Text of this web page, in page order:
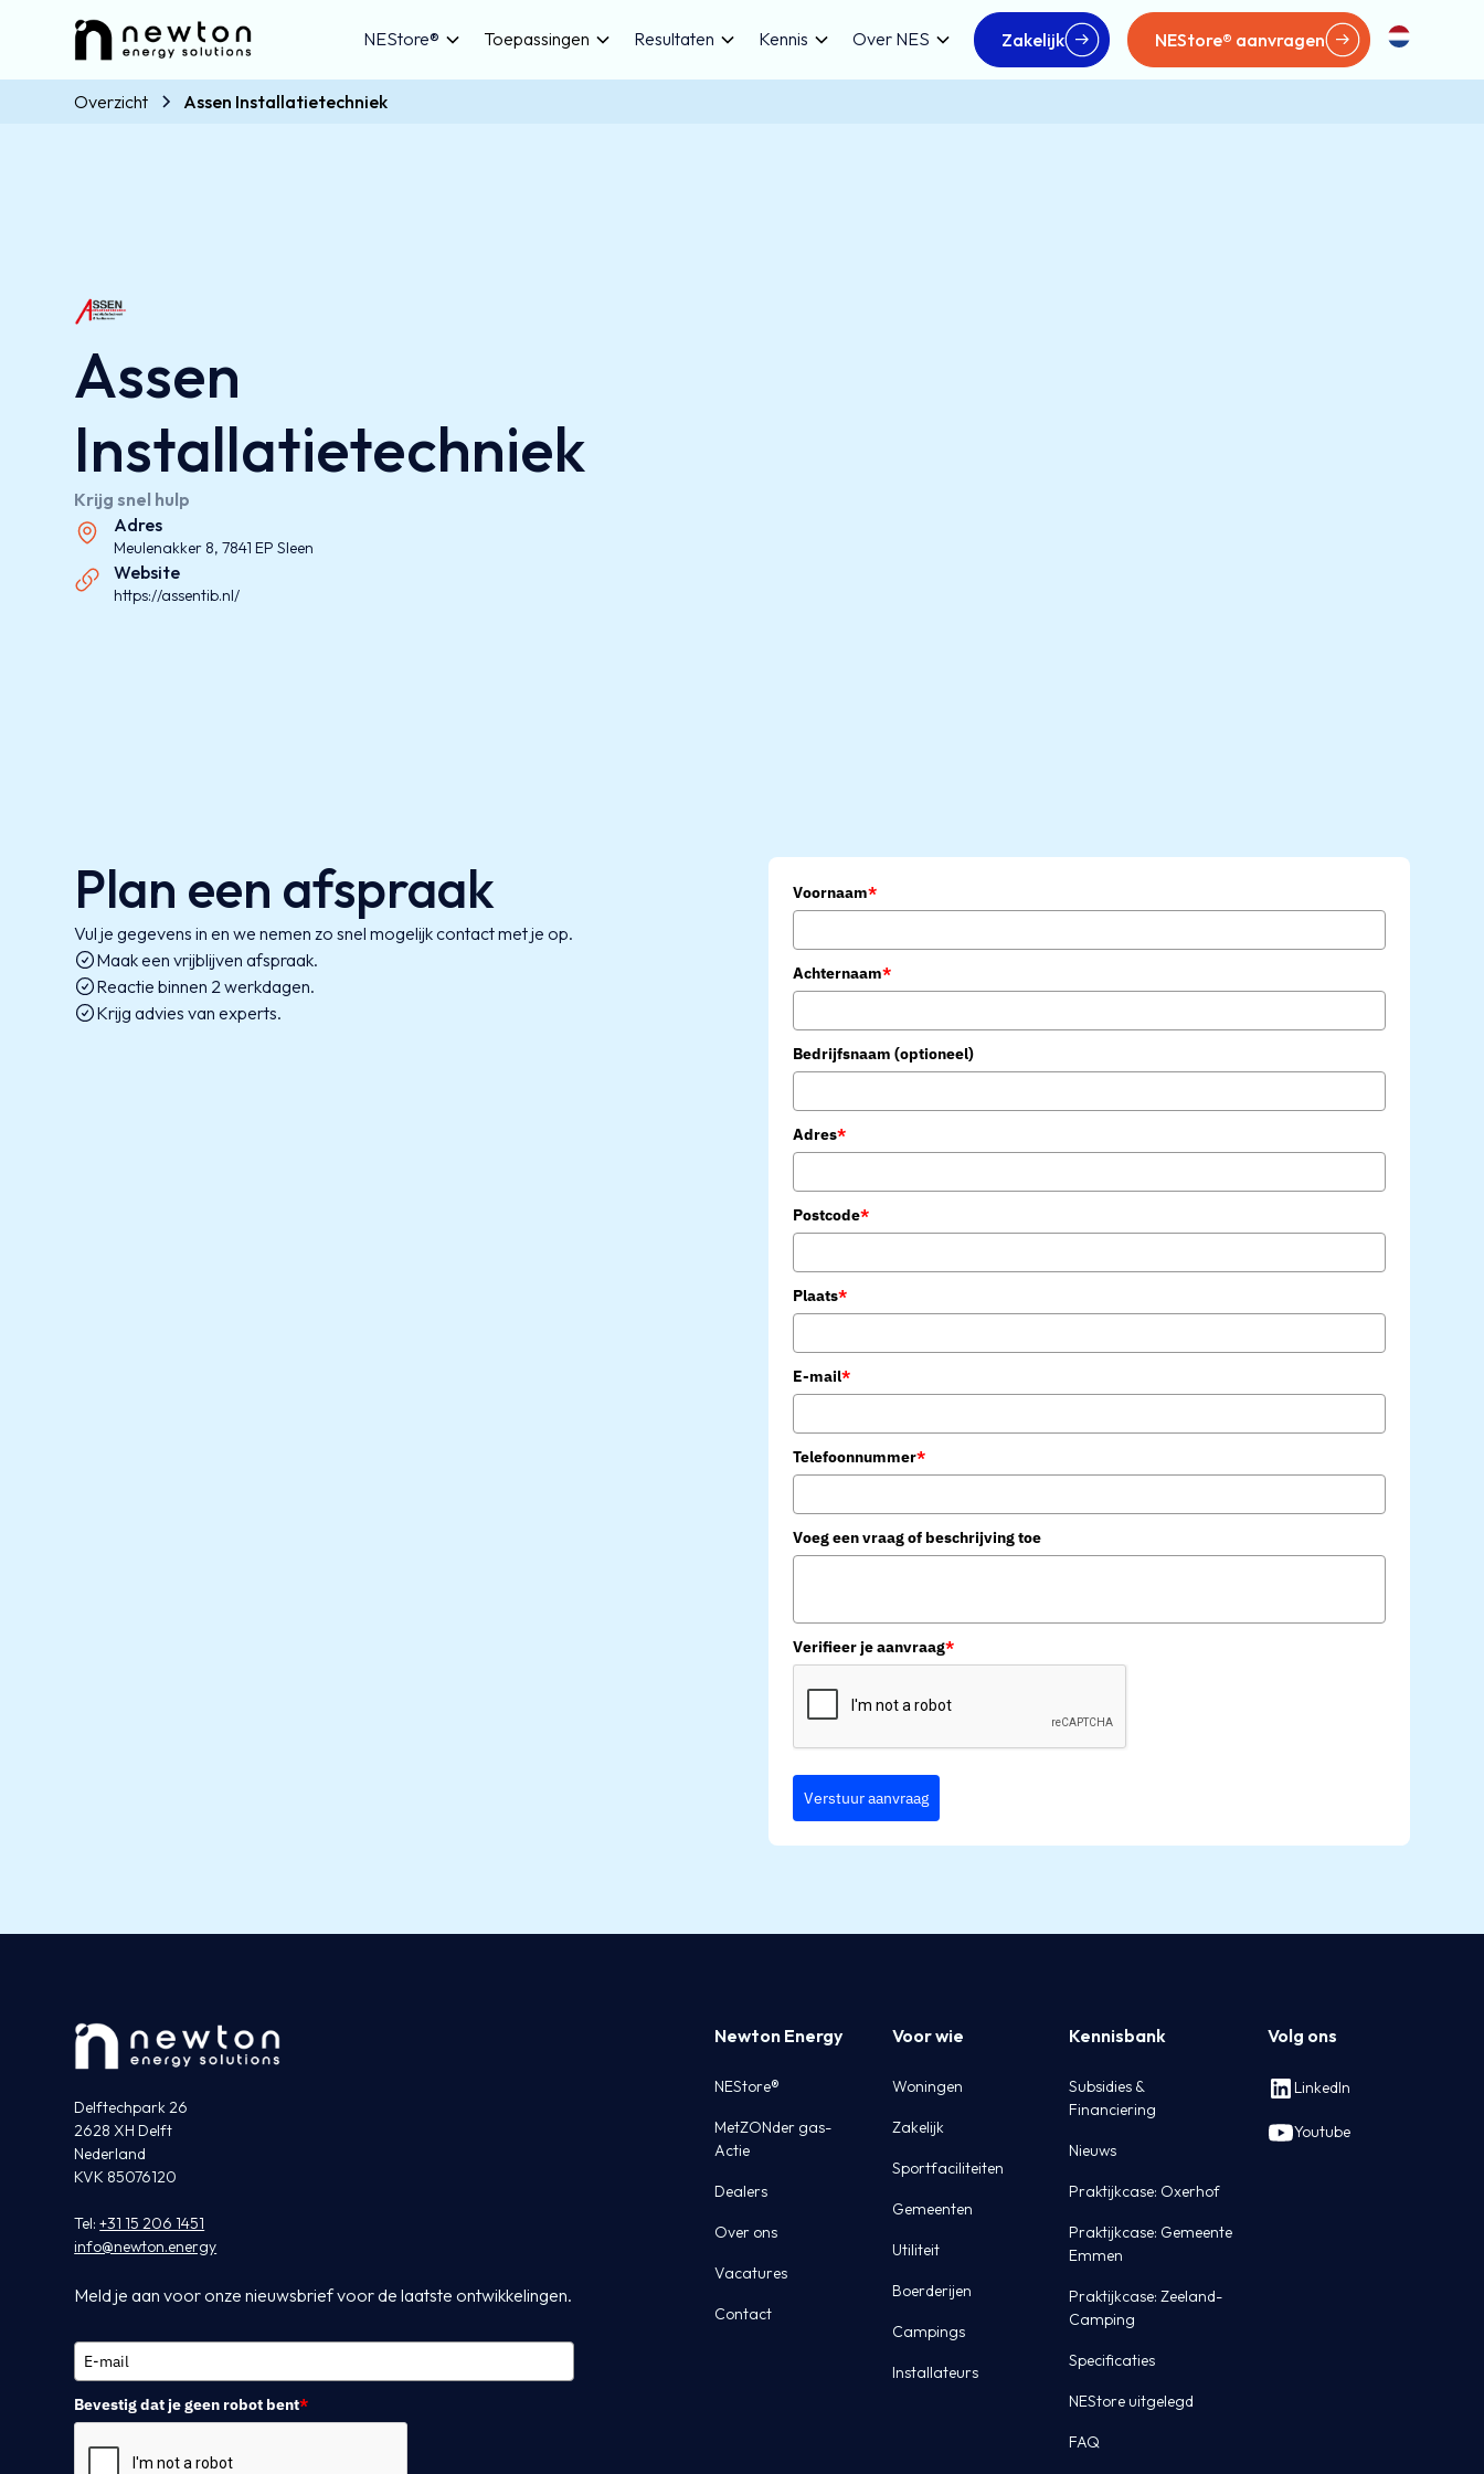
NEStore® Toepassingen Resultaten Kennis Over NES Zakelijk NEStore® aanvragen
Overzicht Assen Installatietechniek
Assen
Installatietechniek
Krijg snel hulp
Adres
Meulenakker 8, 7841 EP Sleen
Website
https://assentib.nl/
Plan een afspraak
Vul je gegevens in en we nemen zo snel mogelijk contact met je op.
Maak een vrijblijven afspraak.
Reactie binnen 2 werkdagen.
Krijg advies van experts.
Voornaam*
Achternaam*
Bedrijfsnaam (optioneel)
Adres*
Postcode*
Plaats*
E-mail*
Telefoonnummer*
Voeg een vraag of beschrijving toe
Verifieer je aanvraag*
Verstuur aanvraag
Delftechpark 26
2628 XH Delft
Nederland
KVK 85076120
Tel:+31 15 206 1451
info@newton.energy
Meld je aan voor onze nieuwsbrief voor de laatste ontwikkelingen.
Bevestig dat je geen robot bent*
Newton Energy
NEStore®
MetZONder gas-
Actie
Dealers
Over ons
Vacatures
Contact
Voor wie
Woningen
Zakelijk
Sportfaciliteiten
Gemeenten
Utiliteit
Boerderijen
Campings
Installateurs
Kennisbank
Subsidies &
Financiering
Nieuws
Praktijkcase: Oxerhof
Praktijkcase: Gemeente
Emmen
Praktijkcase: Zeeland-
Camping
Specificaties
NEStore uitgelegd
FAQ
Volg ons
LinkedIn
Youtube